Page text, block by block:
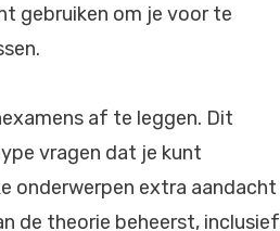
gebruiken om je voor te
af te leggen. Dit
vragen dat je kunt
onderwerpen extra aandacht
de theorie beheerst, inclusief